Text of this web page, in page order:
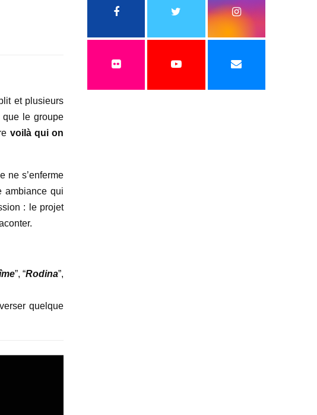
et plusieurs
que le groupe
voilà qui on
ne s’enferme
ambiance qui
: le projet
”, “Rodina”,
quelque